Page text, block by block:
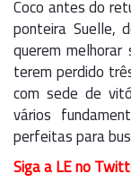
Coco antes do
ponteira Suelle,
querem
terem perdido
com sede de
vários
perfeitas para
Siga a LE no